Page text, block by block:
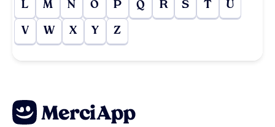
L M N O P Q R S T U
V W X Y Z